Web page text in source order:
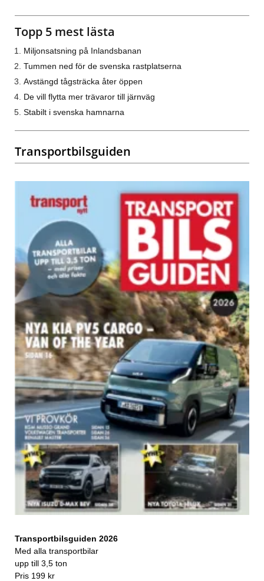
Topp 5 mest lästa
Miljonsatsning på Inlandsbanan
Tummen ned för de svenska rastplatserna
Avstängd tågsträcka åter öppen
De vill flytta mer trävaror till järnväg
Stabilt i svenska hamnarna
Transportbilsguiden
Transportbilsguiden 2026
Med alla transportbilar
upp till 3,5 ton
Pris 199 kr